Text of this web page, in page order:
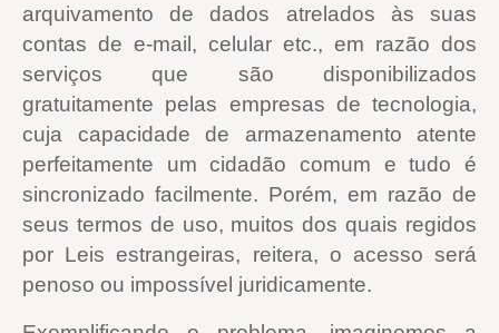
arquivamento de dados atrelados às suas
contas de e-mail, celular etc., em razão dos
serviços que são disponibilizados
gratuitamente pelas empresas de tecnologia,
cuja capacidade de armazenamento atente
perfeitamente um cidadão comum e tudo é
sincronizado facilmente. Porém, em razão de
seus termos de uso, muitos dos quais regidos
por Leis estrangeiras, reitera, o acesso será
penoso ou impossível juridicamente.